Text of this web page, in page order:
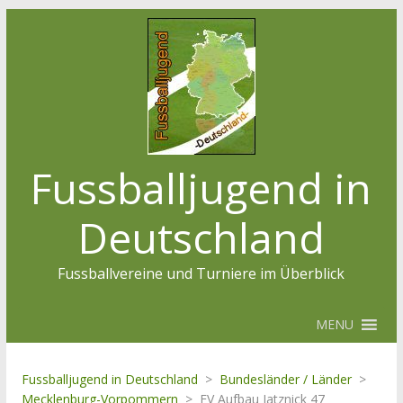
Fussballjugend in
Deutschland
Fussballvereine und Turniere im Überblick
MENU
Fussballjugend in Deutschland > Bundesländer / Länder >
Mecklenburg-Vorpommern > FV Aufbau Jatznick 47